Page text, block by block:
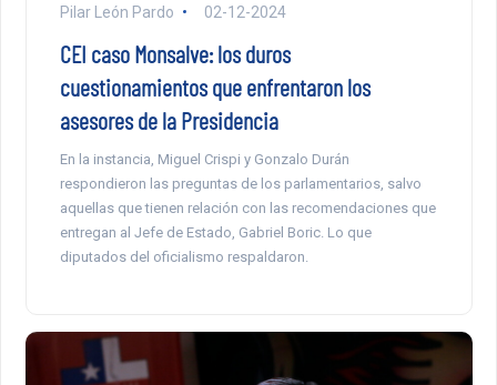
Pilar León Pardo 02-12-2024
CEI caso Monsalve: los duros
cuestionamientos que enfrentaron los
asesores de la Presidencia
En la instancia, Miguel Crispi y Gonzalo Durán
respondieron las preguntas de los parlamentarios, salvo
aquellas que tienen relación con las recomendaciones que
entregan al Jefe de Estado, Gabriel Boric. Lo que
diputados del oficialismo respaldaron.